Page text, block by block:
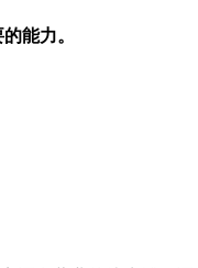
能力。